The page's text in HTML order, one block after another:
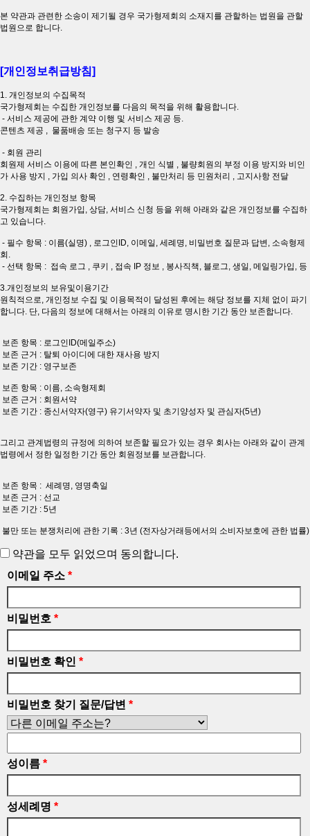
본 약관과 관련한 소송이 제기될 경우 국가형제회의 소재지를 관할하는 법원을 관할
법원으로 합니다.
[개인정보취급방침]
1. 개인정보의 수집목적
국가형제회는 수집한 개인정보를 다음의 목적을 위해 활용합니다.
- 서비스 제공에 관한 계약 이행 및 서비스 제공 등.
콘텐츠 제공 , 물품배송 또는 청구지 등 발송
- 회원 관리
회원제 서비스 이용에 따른 본인확인 , 개인 식별 , 불량회원의 부정 이용 방지와 비인
가 사용 방지 , 가입 의사 확인 , 연령확인 , 불만처리 등 민원처리 , 고지사항 전달
2. 수집하는 개인정보 항목
국가형제회는 회원가입, 상담, 서비스 신청 등을 위해 아래와 같은 개인정보를 수집하
고 있습니다.
- 필수 항목 : 이름(실명) , 로그인ID, 이메일, 세례명, 비밀번호 질문과 답변, 소속형제
회.
- 선택 항목 : 접속 로그 , 쿠키 , 접속 IP 정보 , 봉사직책, 블로그, 생일, 메일링가입, 등
3.개인정보의 보유및이용기간
원칙적으로, 개인정보 수집 및 이용목적이 달성된 후에는 해당 정보를 지체 없이 파기
합니다. 단, 다음의 정보에 대해서는 아래의 이유로 명시한 기간 동안 보존합니다.
보존 항목 : 로그인ID(메일주소)
보존 근거 : 탈퇴 아이디에 대한 재사용 방지
보존 기간 : 영구보존
보존 항목 : 이름, 소속형제회
보존 근거 : 회원서약
보존 기간 : 종신서약자(영구) 유기서약자 및 초기양성자 및 관심자(5년)
그리고 관계법령의 규정에 의하여 보존할 필요가 있는 경우 회사는 아래와 같이 관계
법령에서 정한 일정한 기간 동안 회원정보를 보관합니다.
보존 항목 : 세례명, 영명축일
보존 근거 : 선교
보존 기간 : 5년
불만 또는 분쟁처리에 관한 기록 : 3년 (전자상거래등에서의 소비자보호에 관한 법률)
약관을 모두 읽었으며 동의합니다.
이메일 주소 *
비밀번호 *
비밀번호 확인 *
비밀번호 찾기 질문/답변 *
성이름 *
성세례명 *